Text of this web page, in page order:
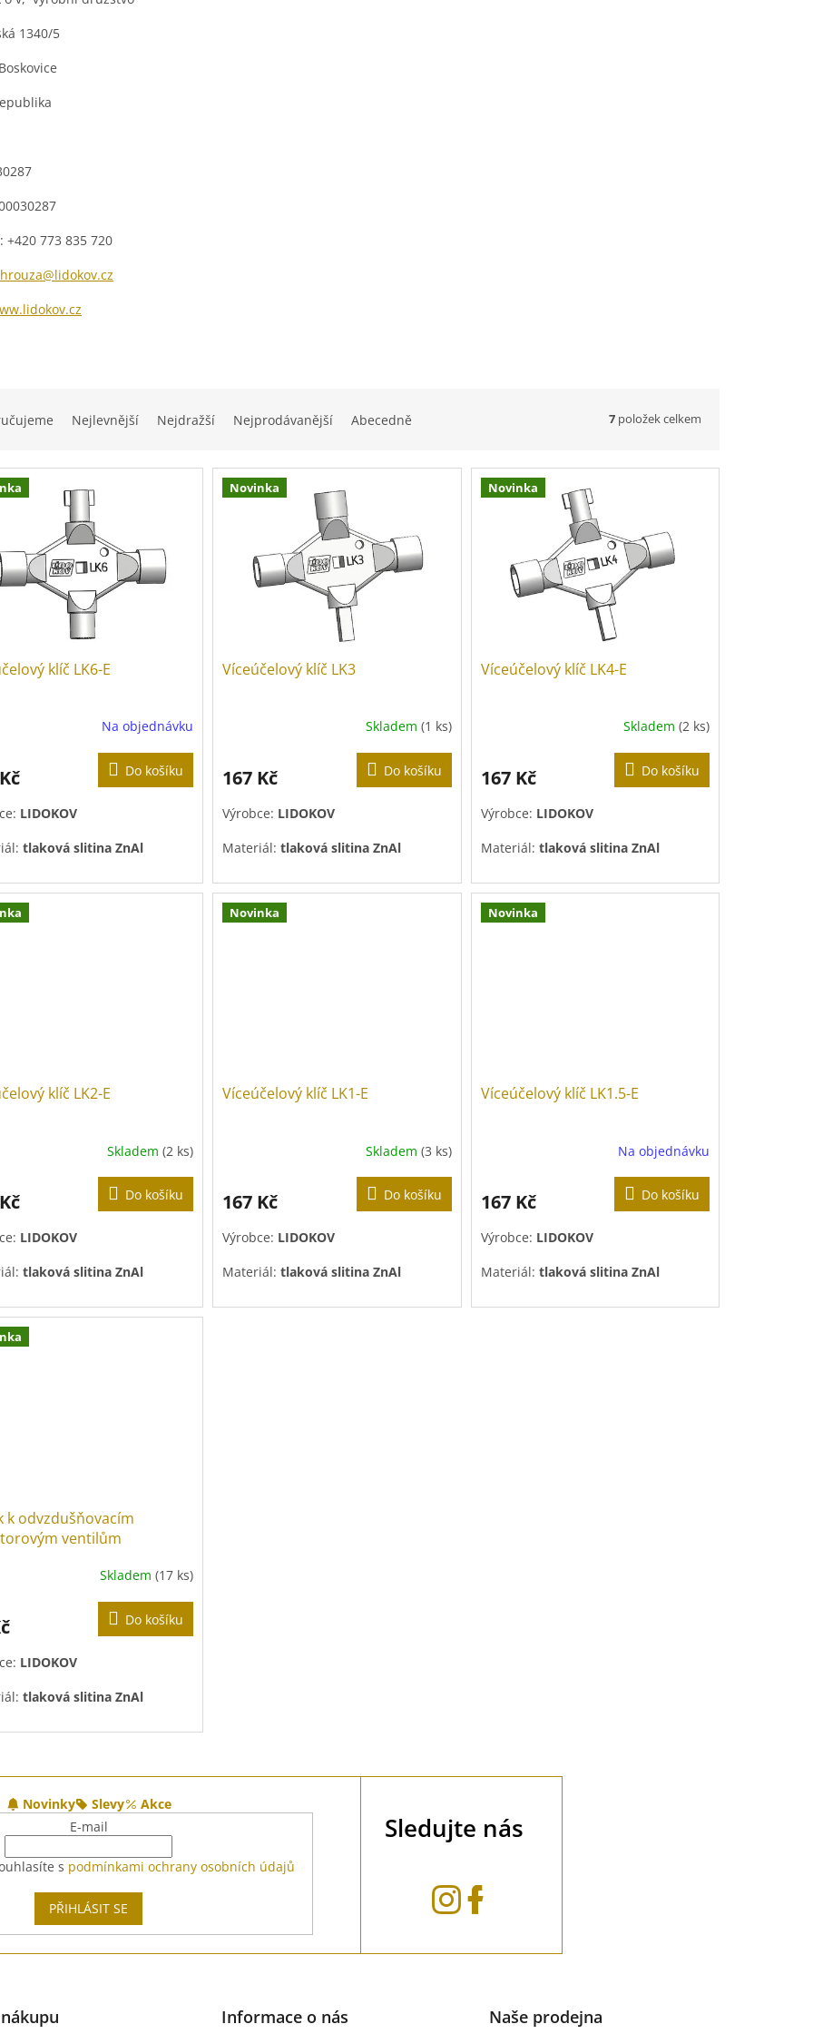
1340/5
+420 773 835 720
hrouza@lidokov.cz
Nejlevnější Nejdražší Nejprodávanější Abecedně 7 položek celkem
klíč LK6-E
Na objednávku
Do košíku
LIDOKOV
tlaková slitina ZnAl
úprava:pozink
Novinka
Víceúčelový klíč LK3
Skladem (1 ks)
167 Kč Do košíku
Výrobce: LIDOKOV
Materiál:tlaková slitina ZnAl
Povrchová úprava:pozink
Novinka
Víceúčelový klíč LK4-E
Skladem (2 ks)
167 Kč Do košíku
Výrobce: LIDOKOV
Materiál: tlaková slitina ZnAl
Povrchová úprava:pozink
klíč LK2-E
Skladem(2 ks)
Do košíku
LIDOKOV
tlaková slitina ZnAl
úprava:pozink
Novinka
Víceúčelový klíč LK1-E
Skladem (3 ks)
167 Kč Do košíku
Výrobce: LIDOKOV
Materiál:tlaková slitina ZnAl
Povrchová úprava:pozink
Novinka
Víceúčelový klíč LK1.5-E
Na objednávku
167 Kč Do košíku
Výrobce: LIDOKOV
Materiál: tlaková slitina ZnAl
Povrchová úprava:pozink
k odvzdušňovacím
ventilům
Skladem(17 ks)
Do košíku
LIDOKOV
tlaková slitina ZnAl
úprava:pozink
v
p
Novinky Slevy
Akce
E-mail
s podmínkami ochrany osobních údajů
PŘIHLÁSIT SE
Sledujte nás
Informace o nás Naše prodejna